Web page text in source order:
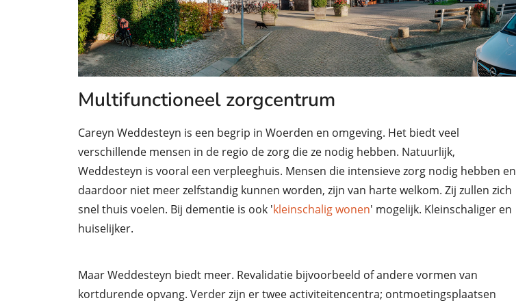
Multifunctioneel zorgcentrum
Careyn Weddesteyn is een begrip in Woerden en omgeving. Het biedt veel
verschillende mensen in de regio de zorg die ze nodig hebben. Natuurlijk,
Weddesteyn is vooral een verpleeghuis. Mensen die intensieve zorg nodig hebben en
daardoor niet meer zelfstandig kunnen worden, zijn van harte welkom. Zij zullen zich
snel thuis voelen. Bij dementie is ook 'kleinschalig wonen' mogelijk. Kleinschaliger en
huiselijker.
Maar Weddesteyn biedt meer. Revalidatie bijvoorbeeld of andere vormen van
kortdurende opvang. Verder zijn er twee activiteitencentra; ontmoetingsplaatsen